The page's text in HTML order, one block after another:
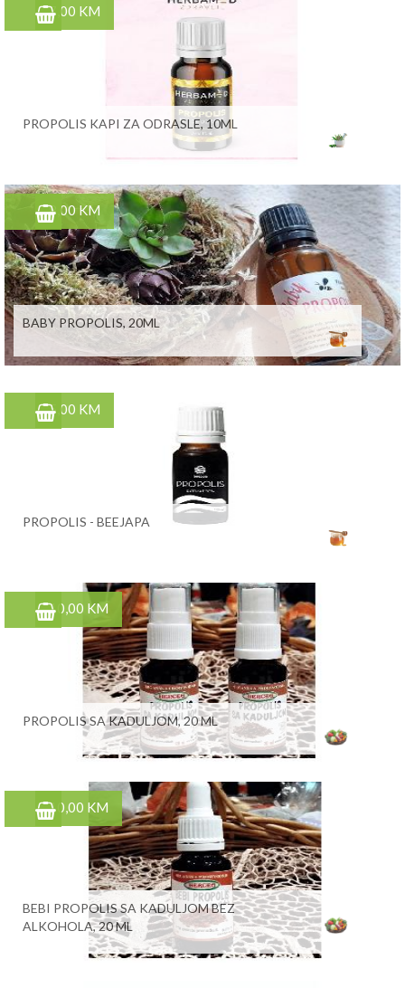
7,00 KM
PROPOLIS KAPI ZA ODRASLE, 10ML
8,00 KM
BABY PROPOLIS, 20ML
5,00 KM
PROPOLIS - BEEJAPA
10,00 KM
PROPOLIS SA KADULJOM, 20 ML
10,00 KM
BEBI PROPOLIS SA KADULJOM BEZ
ALKOHOLA, 20 ML